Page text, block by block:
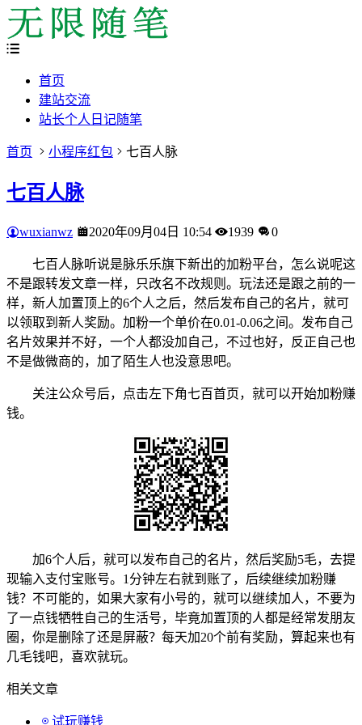
首页
建站交流
站长个人日记随笔
首页 小程序红包 七百人脉
七百人脉
wuxianwz 2020年09月04日 10:54 1939 0
七百人脉听说是脉乐乐旗下新出的加粉平台，怎么说呢这
不是跟转发文章一样，只改名不改规则。玩法还是跟之前的一
样，新人加置顶上的6个人之后，然后发布自己的名片，就可
以领取到新人奖励。加粉一个单价在0.01-0.06之间。发布自己
名片效果并不好，一个人都没加自己，不过也好，反正自己也
不是做微商的，加了陌生人也没意思吧。
关注公众号后，点击左下角七百首页，就可以开始加粉赚
钱。
加6个人后，就可以发布自己的名片，然后奖励5毛，去提
现输入支付宝账号。1分钟左右就到账了，后续继续加粉赚
钱？不可能的，如果大家有小号的，就可以继续加人，不要为
了一点钱牺牲自己的生活号，毕竟加置顶的人都是经常发朋友
圈，你是删除了还是屏蔽？每天加20个前有奖励，算起来也有
几毛钱吧，喜欢就玩。
相关文章
试玩赚钱